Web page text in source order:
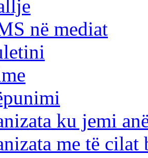
në mediat
ku jemi
me të cilat